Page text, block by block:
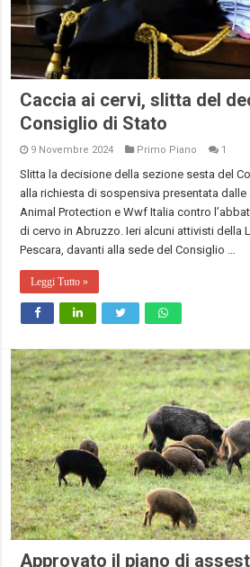
Caccia ai cervi, slitta del
Consiglio di Stato
9 Novembre 2024 Primo Piano 1
Slitta la decisione della sezione sesta del
alla richiesta di sospensiva presentata
Animal Protection e Wwf Italia contro
di cervo in Abruzzo. Ieri alcuni attivisti della
Pescara, davanti alla sede del Consiglio …
Leggi Tutto »
Approvato il piano di